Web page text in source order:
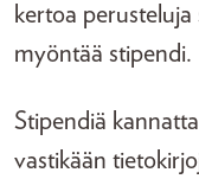
kertoa
myöntää stipendi.
Stipendiä
vastikään